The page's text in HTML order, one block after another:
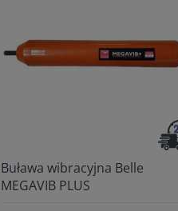
Buława wibracyjna Belle
MEGAVIB PLUS